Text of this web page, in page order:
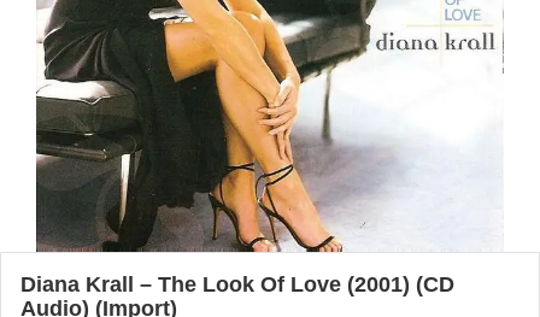
Diana Krall – The Look Of Love (2001) (CD
Audio) (Import)